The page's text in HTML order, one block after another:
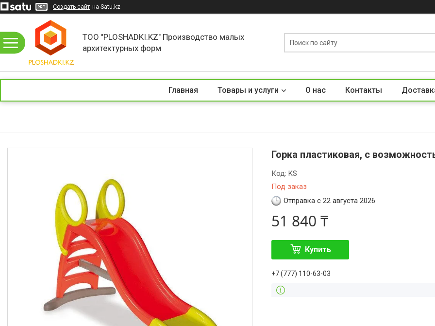
Создать сайт на Satu.kz
ТОО "PLOSHADKI.KZ" Производство малых
архитектурных форм
Главная Товары и услуги О нас Контакты
Горка пластиковая, с
Под заказ
Код:KS
Отправка с 22 августа 2026
51 840 ₸
Купить
+7 (777) 110-63-03